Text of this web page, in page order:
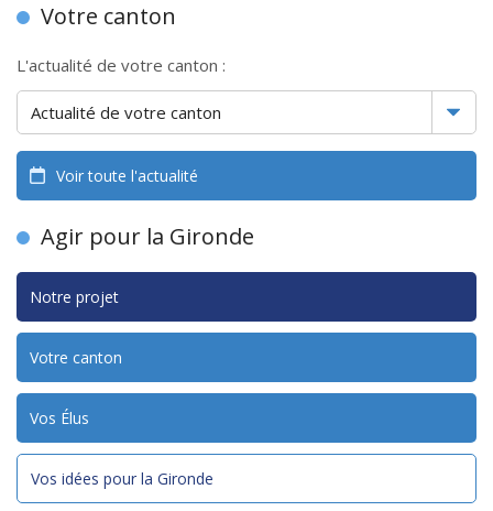
Votre canton
L'actualité de votre canton :
Voir toute l'actualité
Agir pour la Gironde
Notre projet
Votre canton
Vos Élus
Vos idées pour la Gironde